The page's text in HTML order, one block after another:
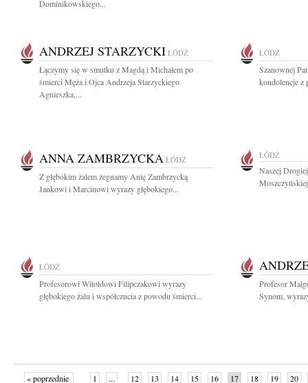
Dominikowskiego...
ANDRZEJ STARZYCKI ŁÓDŹ
Łączymy się w smutku z Magdą i Michałem po
śmierci Męża i Ojca Andrzeja Starzyckiego
Agnieszka,...
ŁÓDŹ
Szanownej
kondolencje z
ANNA ZAMBRZYCKA ŁÓDŹ
Z głębokim żalem żegnamy Anię Zambrzycką
Jankowi i Marcinowi wyrazy głębokiego...
ŁÓDŹ
Naszej
ŁÓDŹ
Profesorowi Witoldowi Filipczakowi wyrazy
głębokiego żalu i współczucia z powodu śmierci...
Profesor
Synom,
« poprzednie 1 ... 12 13 14 15 16 17 18 19 20